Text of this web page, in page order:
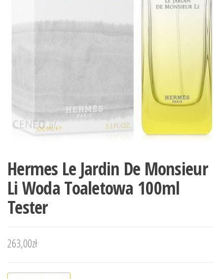
Hermes Le Jardin De Monsieur
Li Woda Toaletowa 100ml
Tester
263,00zł